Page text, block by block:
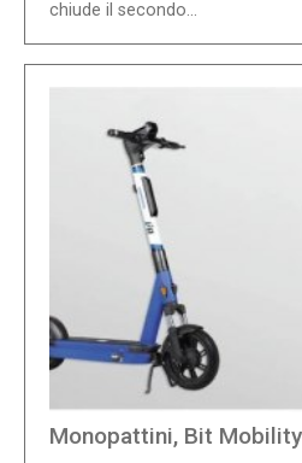
chiude il secondo...
Monopattini, Bit